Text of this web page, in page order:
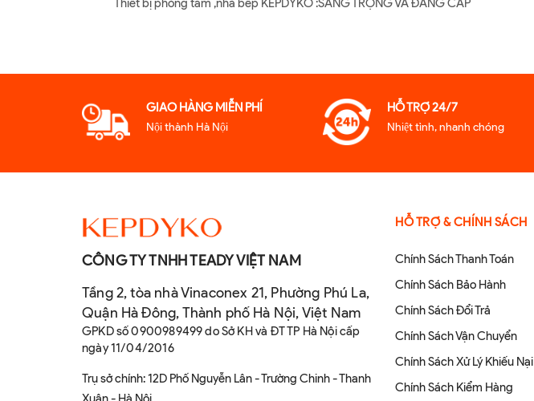
Thiết bị phòng tắm ,nhà bếp KEPDYKO :SANG TRỌNG VÀ ĐẲNG CẤP
GIAO HÀNG MIỄN PHÍ
Nội thành Hà Nội
HỖ TRỢ 24/7
Nhiệt tình, nhanh chóng
CÔNG TY TNHH TEADY VIỆT NAM
Tầng 2, tòa nhà Vinaconex 21, Phường Phú La,
Quận Hà Đông, Thành phố Hà Nội, Việt Nam
GPKD số 0900989499 do Sở KH và ĐT TP Hà Nội cấp
ngày 11/04/2016
Trụ sở chính: 12D Phố Nguyễn Lân - Trường Chinh - Thanh
HỖ TRỢ & CHÍNH SÁCH
Chính Sách Thanh Toán
Chính Sách Bảo Hành
Chính Sách Đổi Trả
Chính Sách Vận Chuyển
Chính Sách Xử Lý Khiếu Nại
Chính Sách Kiểm Hàng